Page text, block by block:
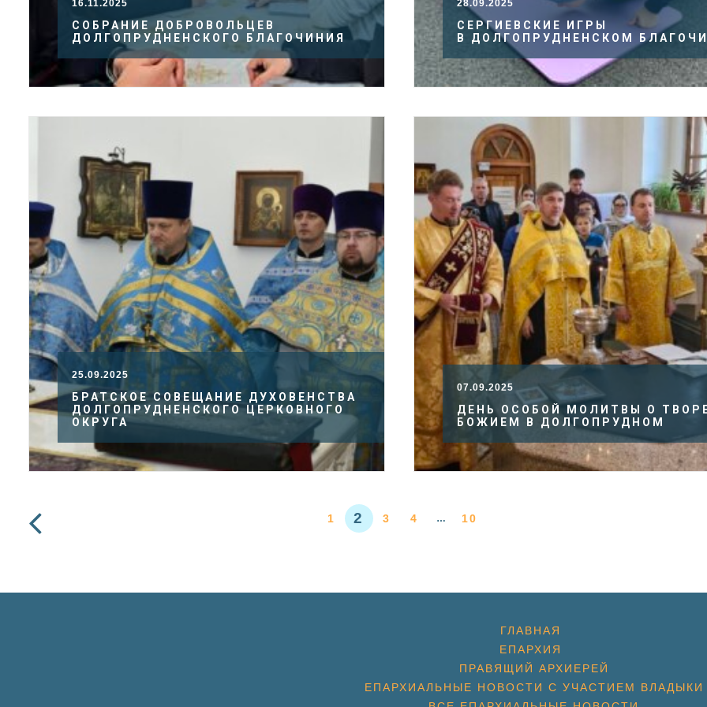
16.11.2025
СОБРАНИЕ ДОБРОВОЛЬЦЕВ
ДОЛГОПРУДНЕНСКОГО БЛАГОЧИНИЯ
28.09.2025
СЕРГИЕВСКИЕ ИГРЫ
В ДОЛГОПРУДНЕНСКОМ
25.09.2025
БРАТСКОЕ СОВЕЩАНИЕ ДУХОВЕНСТВА
ДОЛГОПРУДНЕНСКОГО ЦЕРКОВНОГО
ОКРУГА
07.09.2025
ДЕНЬ ОСОБОЙ МОЛИТВЫ О
БОЖИЕМ В ДОЛГОПРУДНОМ
1 2 3 4 … 10
ГЛАВНАЯ
ЕПАРХИЯ
ПРАВЯЩИЙ АРХИЕРЕЙ
ЕПАРХИАЛЬНЫЕ НОВОСТИ С УЧАСТИЕМ ВЛАДЫКИ